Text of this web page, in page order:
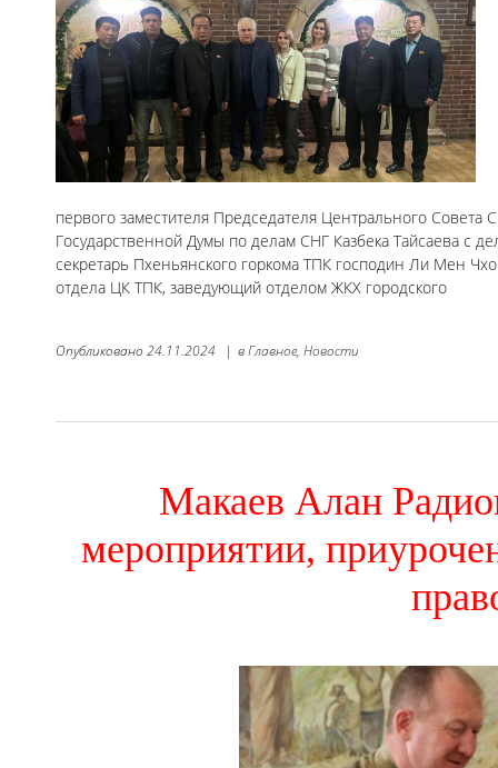
первого заместителя Председателя Центрального
Государственной Думы по делам СНГ Казбека Тайсаева с
секретарь Пхеньянского горкома ТПК господин Ли Мен
отдела ЦК ТПК, заведующий отделом ЖКХ городского
Опубликовано 24.11.2024 | вГлавное, Новости
Макаев Алан
мероприятии,